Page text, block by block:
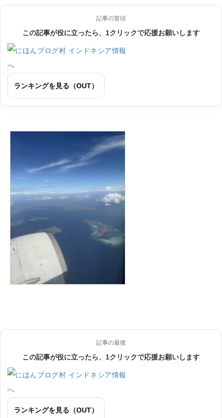
記事の冒頭
この記事が役に立ったら、1クリックで応援お願いします
ランキングを見る（OUT）
記事の最後
この記事が役に立ったら、1クリックで応援お願いします
ランキングを見る（OUT）